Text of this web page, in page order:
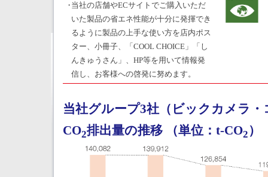
・当社の店舗やECサイトでご購入いただ
いた製品の省エネ性能が十分に発揮でき
るように製品の上手な使い方を店内ポス
ター、小冊子、「COOL CHOICE」「し
んきゅうさん」、HP等を用いて情報発
信し、お客様への啓発に努めます。
当社グループ3社（ビックカメラ
CO2排出量の推移 （単位：t-CO2 ）